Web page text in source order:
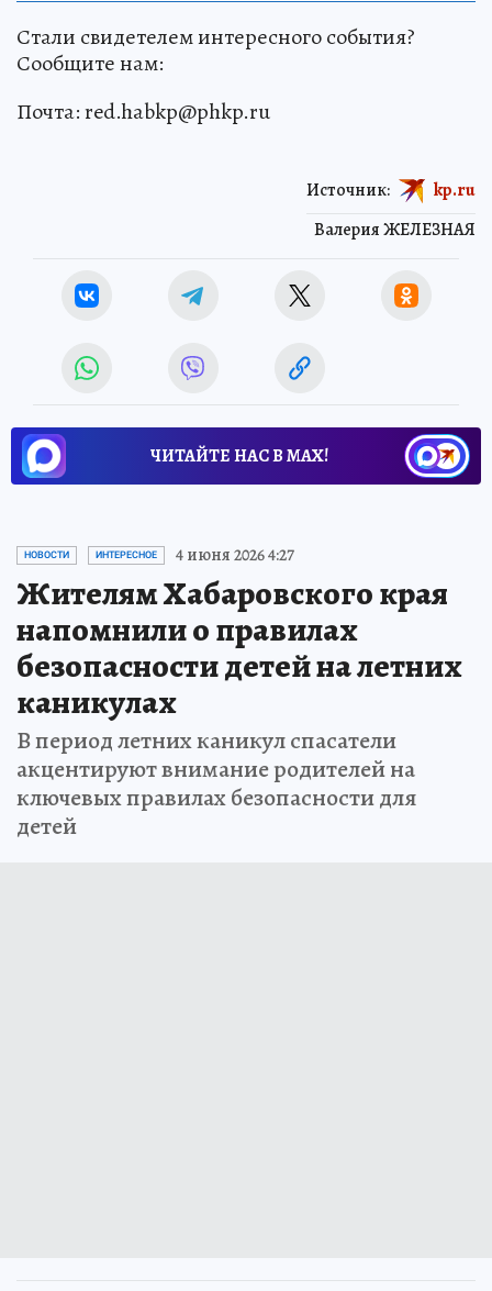
Стали свидетелем интересного события?
Сообщите нам:
Почта: red.habkp@phkp.ru
Валерия ЖЕЛЕЗНАЯ
Источник: kp.ru
ЧИТАЙТЕ НАС В МАХ!
НОВОСТИ ИНТЕРЕСНОЕ 4 июня 2026 4:27
Жителям Хабаровского края
напомнили о правилах
безопасности детей на летних
каникулах
В период летних каникул спасатели
акцентируют внимание родителей на
ключевых правилах безопасности для
детей